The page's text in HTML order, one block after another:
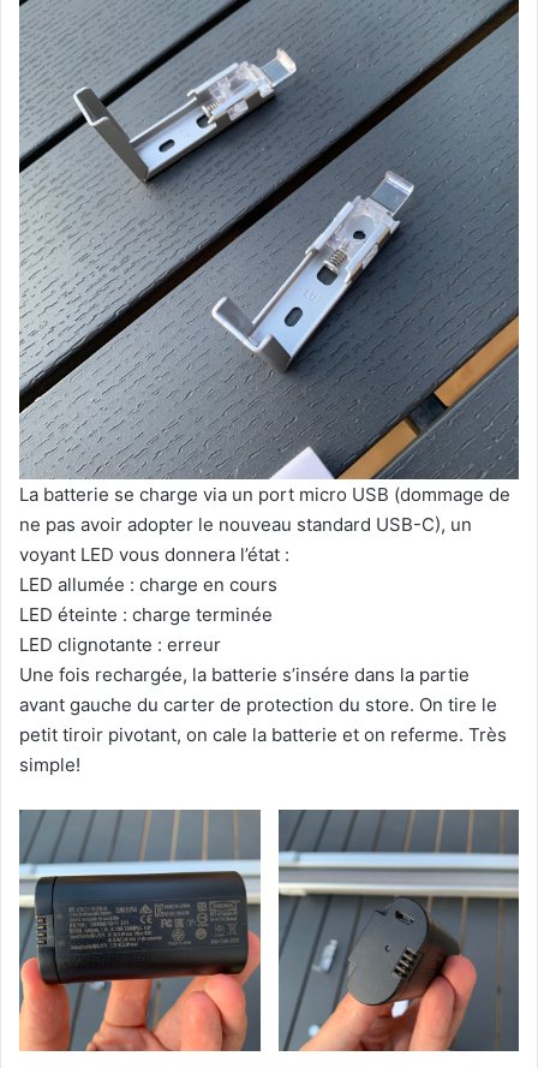
La batterie se charge via un port micro USB (dommage de
ne pas avoir adopter le nouveau standard USB-C), un
voyant LED vous donnera l’état :
LED allumée : charge en cours
LED éteinte : charge terminée
LED clignotante : erreur
Une fois rechargée, la batterie s’insére dans la partie
avant gauche du carter de protection du store. On tire le
petit tiroir pivotant, on cale la batterie et on referme. Très
simple!